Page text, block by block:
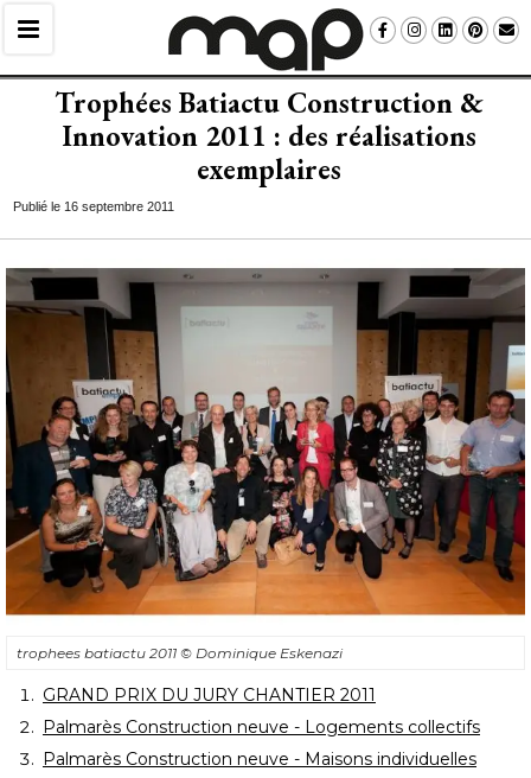
Trophées Batiactu Construction &
Innovation 2011 : des réalisations
exemplaires
Publié le 16 septembre 2011
trophees batiactu 2011 © Dominique Eskenazi
GRAND PRIX DU JURY CHANTIER 2011
Palmarès Construction neuve - Logements collectifs
Palmarès Construction neuve - Maisons individuelles